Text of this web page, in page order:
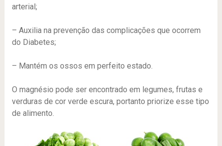
arterial;
– Auxilia na prevenção das complicações que ocorrem
do Diabetes;
– Mantém os ossos em perfeito estado.
O magnésio pode ser encontrado em legumes, frutas e
verduras de cor verde escura, portanto priorize esse tipo
de alimento.